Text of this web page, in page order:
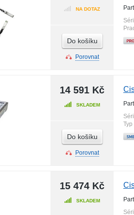
NA DOTAZ
Do košíku
Porovnat
14 591 Kč
SKLADEM
Do košíku
Porovnat
15 474 Kč
SKLADEM